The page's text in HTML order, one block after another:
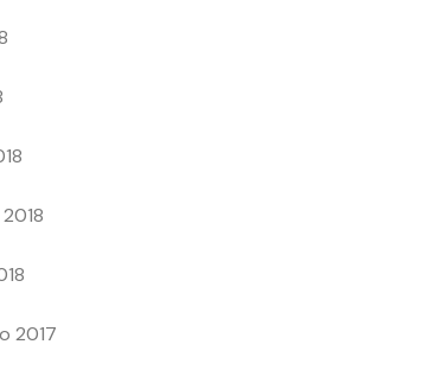
2017